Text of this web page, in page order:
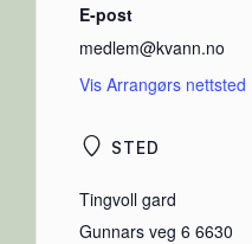
STED
Tingvoll gard
Gunnars veg 6 6630
E-post
medlem@kvann.no
Vis Arrangørs nettsted